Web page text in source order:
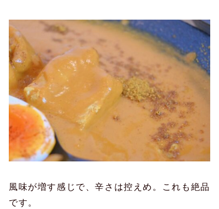
風味が増す感じで、辛さは控えめ。これも絶品
です。